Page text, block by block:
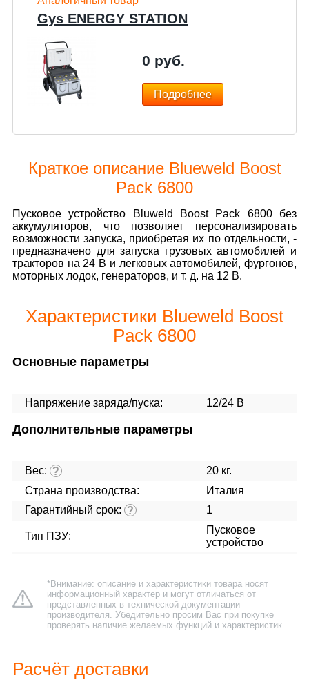
Gys ENERGY STATION
0 руб.
Подробнее
Краткое описание Blueweld Boost
Pack 6800
Пусковое устройство Bluweld Boost Pack 6800 без
аккумуляторов, что позволяет персонализировать
возможности запуска, приобретая их по отдельности, -
предназначено для запуска грузовых автомобилей и
тракторов на 24 В и легковых автомобилей, фургонов,
моторных лодок, генераторов, и т. д. на 12 В.
Характеристики Blueweld Boost
Pack 6800
Основные параметры
Напряжение заряда/пуска: 12/24 В
Дополнительные параметры
Вес: ?
20 кг.
Страна производства:
Италия
Гарантийный срок: ? 1
Тип ПЗУ:
Пусковое
устройство
*Внимание: описание и характеристики товара носят
информационный характер и могут отличаться от
представленных в технической документации
производителя. Убедительно просим Вас при покупке
проверять наличие желаемых функций и характеристик.
Расчёт доставки